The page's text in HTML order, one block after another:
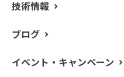
技術情報
ブログ
イベント・キャンペーン
な SaTurnA センサーはリ